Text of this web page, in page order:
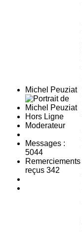
Michel Peuziat
Hors Ligne
Moderateur
Messages :
5044
Remerciements
reçus 342